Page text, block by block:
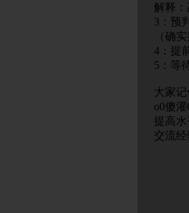
解释
3：预
（确
4：提
5：等
大家
o0傻
提高
交流